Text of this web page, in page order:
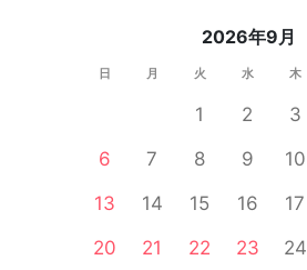
2026年9月
日 月 火 水 木
1 2 3
6
7 8 9 10
13
14 15 16 17
20
21 22 23 24